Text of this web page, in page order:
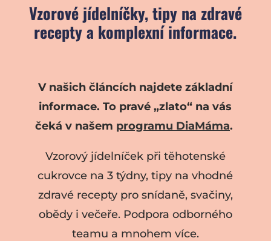
Vzorové jídelníčky, tipy na zdravé
recepty a komplexní informace.
V našich článcích najdete základní
informace. To pravé „zlato“ na vás
čeká v našem programu DiaMáma.
Vzorový jídelníček při těhotenské
cukrovce na 3 týdny, tipy na vhodné
zdravé recepty pro snídaně, svačiny,
obědy i večeře. Podpora odborného
teamu a mnohem více.